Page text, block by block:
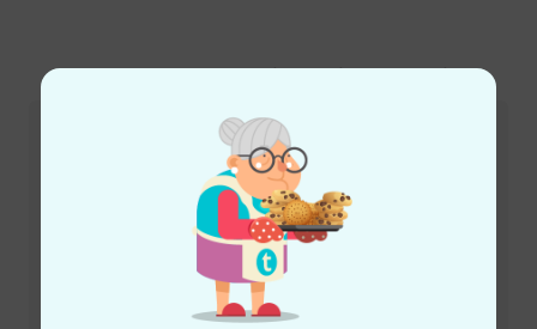
Tak skontaktujesz się z nami
Dział obsługi klienta - Polska